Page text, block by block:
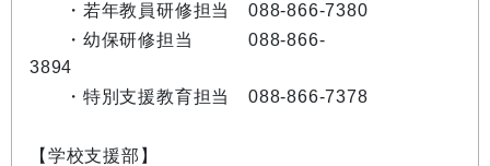
・若年教員研修担当 088-866-7380
・幼保研修担当 088-866-
3894
・特別支援教育担当 088-866-7378
【学校支援部】